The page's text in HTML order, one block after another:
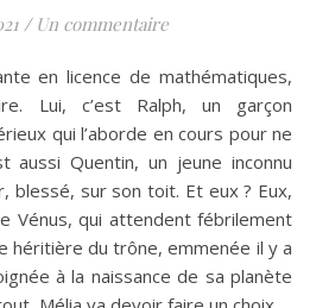
/ Un commentaire
Lui, c’est Ralph, un garçon
qui l’aborde en cours pour ne
aussi Quentin, un jeune inconnu
blessé, sur son toit. Et eux ? Eux,
Vénus, qui attendent fébrilement
héritière du trône, emmenée il y a
à la naissance de sa planète